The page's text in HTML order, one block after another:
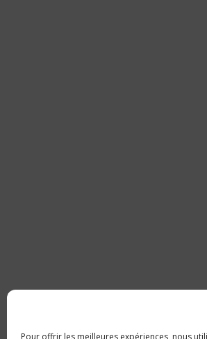
Pour offrir les meilleures expériences, nous